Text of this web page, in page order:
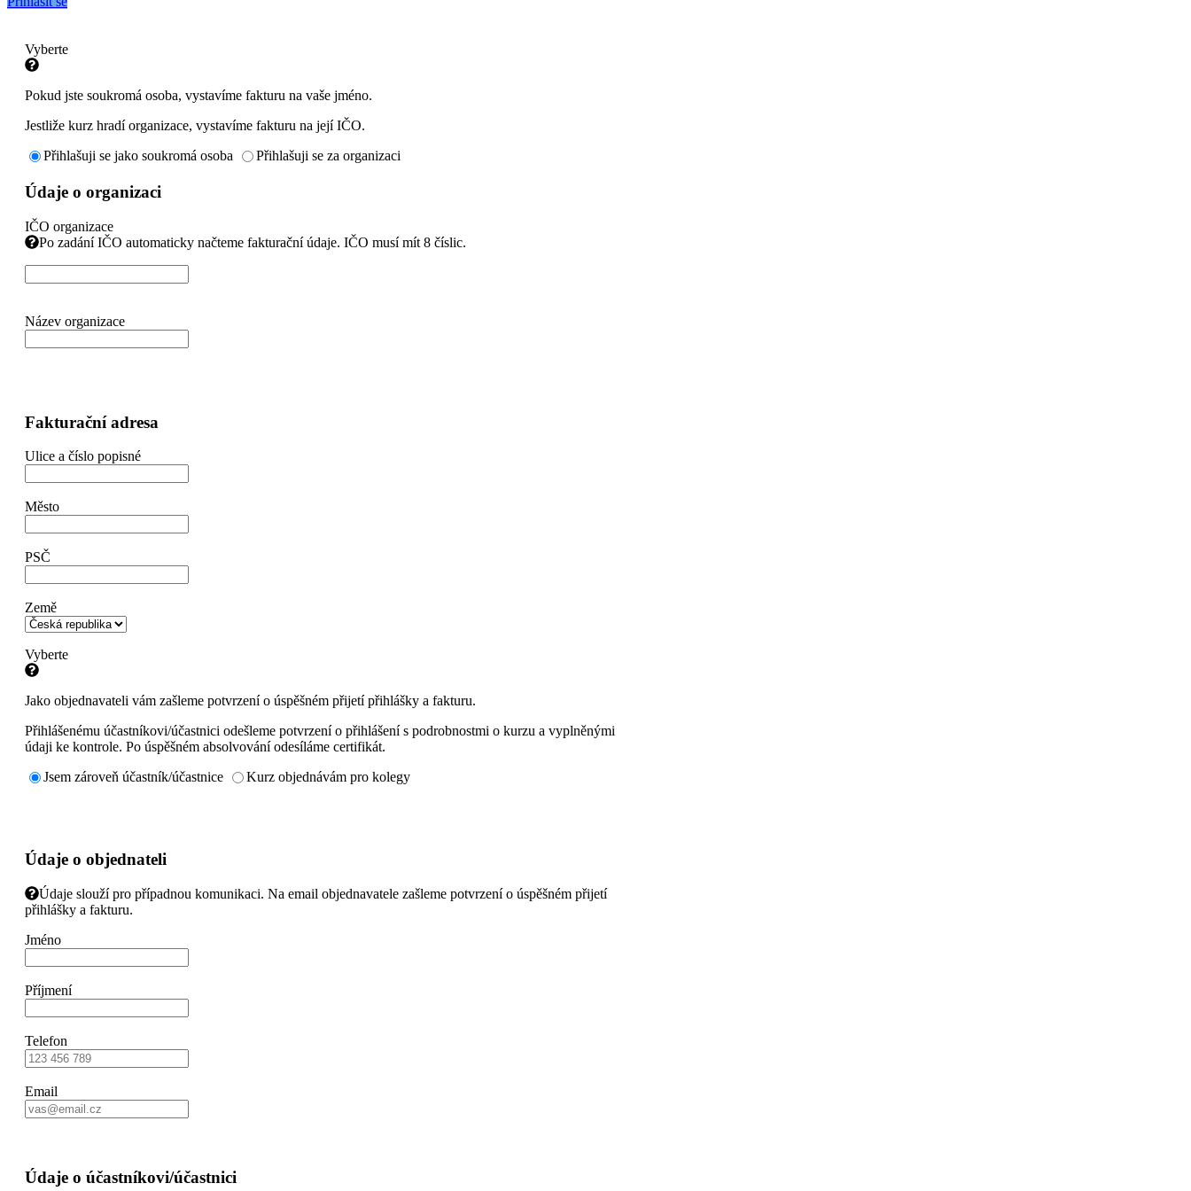
Vyberte
Pokud jste soukromá osoba, vystavíme fakturu na vaše jméno.
Jestliže kurz hradí organizace, vystavíme fakturu na její IČO.
Přihlašuji se jako soukromá osoba
Přihlašuji se za organizaci
Údaje o organizaci
IČO organizace
Po zadání IČO automaticky načteme fakturační údaje. IČO musí mít 8 číslic.
Název organizace
Fakturační adresa
Ulice a číslo popisné
Město
PSČ
Země
Vyberte
Jako objednavateli vám zašleme potvrzení o úspěšném přijetí přihlášky a fakturu.
Přihlášenému účastníkovi/účastnici odešleme potvrzení o přihlášení s podrobnostmi o kurzu a vyplněnými
údaji ke kontrole. Po úspěšném absolvování odesíláme certifikát.
Jsem zároveň účastník/účastnice
Kurz objednávám pro kolegy
Údaje o objednateli
Údaje slouží pro případnou komunikaci. Na email objednavatele zašleme potvrzení o úspěšném přijetí
přihlášky a fakturu.
Jméno
Příjmení
Telefon
Email
Údaje o účastníkovi/účastnici